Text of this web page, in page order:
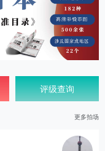
评级查询
更多拍场